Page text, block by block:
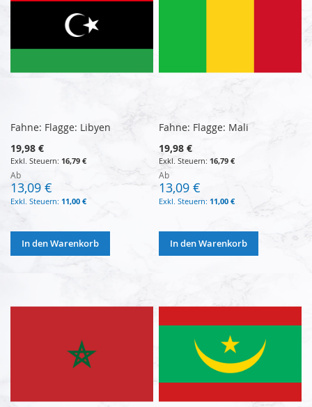
Fahne: Flagge: Libyen
19,98 €
16,79 €
Ab
13,09 €
11,00 €
In den Warenkorb
Fahne: Flagge: Mali
19,98 €
16,79 €
Ab
13,09 €
11,00 €
In den Warenkorb